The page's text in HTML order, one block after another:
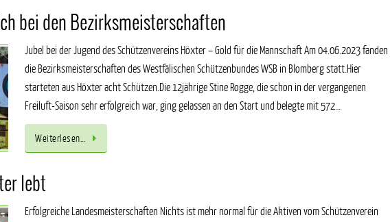
bei den Bezirksmeisterschaften
Jubel bei der Jugend des Schützenvereins Höxter – Gold für die Mannschaft Am 04.06.2023 fanden
die Bezirksmeisterschaften des Westfälischen Schützenbundes WSB in Blomberg statt.Hier
starteten aus Höxter acht Schützen.Die 12jährige Stine Rogge, die schon in der vergangenen
Freiluft-Saison sehr erfolgreich war, ging gelassen an den Start und belegte mit 572…
Weiterlesen…
lebt
Erfolgreiche Landesmeisterschaften Nichts ist mehr normal für die Aktiven vom Schützenverein